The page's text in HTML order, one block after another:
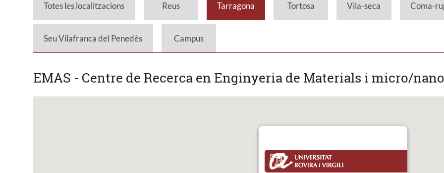
Totes les localitzacions Reus Tarragona Tortosa Vila-seca Coma-
Seu Vilafranca del Penedès Campus
EMAS - Centre de Recerca en Enginyeria de Materials i micro/